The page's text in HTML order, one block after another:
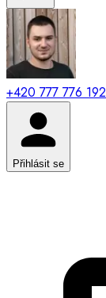
+420 777 776 192
Přihlásit se